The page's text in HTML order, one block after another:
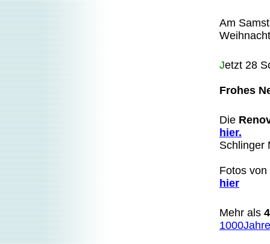
Am
Jetzt 28
Frohes
Die
hier.
Schlinger
Fotos
hier
Mehr als